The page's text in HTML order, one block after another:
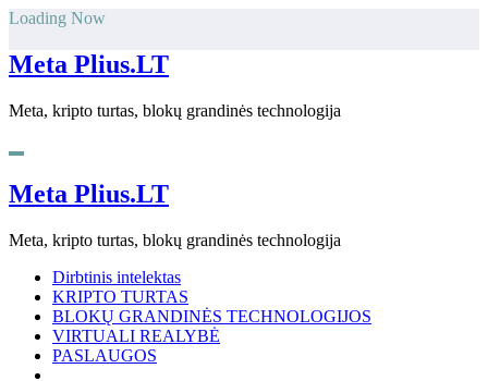
Skip
content
Loading Now
Meta Plius.LT
Meta, kripto turtas, blokų grandinės technologija
Meta Plius.LT
Meta, kripto turtas, blokų grandinės technologija
Dirbtinis intelektas
KRIPTO TURTAS
BLOKŲ GRANDINĖS TECHNOLOGIJOS
VIRTUALI REALYBĖ
PASLAUGOS